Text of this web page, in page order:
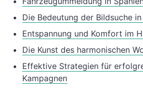
Die Bedeutung der Bildsuche
Entspannung und Komfort im
Die Kunst des harmonischen
Effektive Strategien für
Kampagnen